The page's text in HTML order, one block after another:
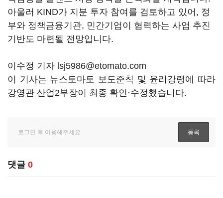
아울러 KIND가 지분 투자 참여를 검토하고 있어, 정
부와 정책금융기관, 민간기업이 협력하는 사업 추진
기반도 마련될 전망입니다.
이수정 기자 lsj5986@etomato.com
이 기사는 뉴스토마토 보도준칙 및 윤리강령에 따라
강영관 산업2부장이 최종 확인·수정했습니다.
댓글 0